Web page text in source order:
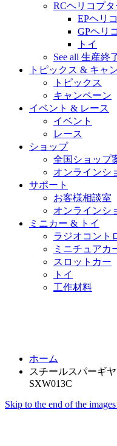
RCヘリコプ
EPヘリ
GPヘリ
トイ
See all 生産終
トピックス & キャ
トピックス
キャンペーン
イベント & レース
イベント
レース
ショップ
全国ショップ
オンラインシ
サポート
お客様相談室
オンラインシ
ミニカー & トイ
ラジオコント
ミニチュアカ
スロットカー
トイ
工作材料
ホーム
スチールスパーギ
SXW013C
Skip to the end of the